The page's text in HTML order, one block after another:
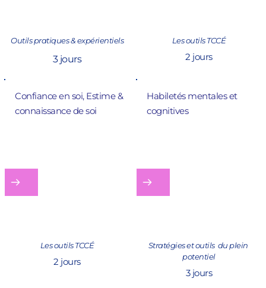
Outils pratiques & expérientiels
3 jours
Les outils TCCÉ
2 jours
Confiance en soi, Estime &
connaissance de soi
Les outils TCCÉ
2 jours
Habiletés mentales et
cognitives
Stratégies et outils  du plein
potentiel
3 jours